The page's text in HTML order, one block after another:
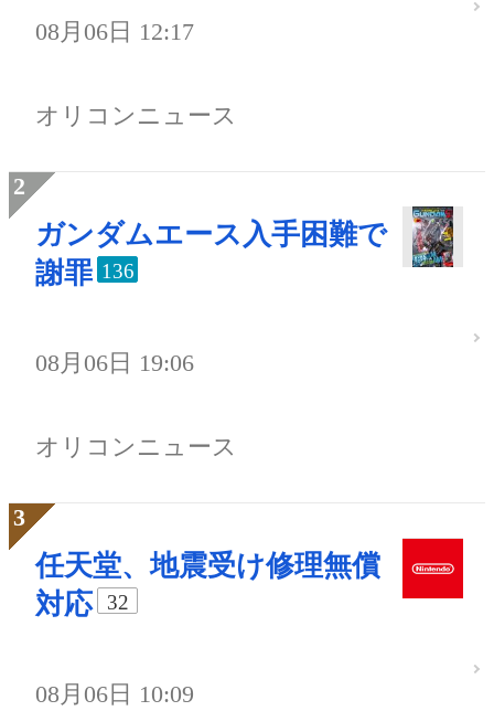
08月06日 12:17
オリコンニュース
ガンダムエース入手困難で
謝罪 136
08月06日 19:06
オリコンニュース
任天堂、地震受け修理無償
対応
32
08月06日 10:09